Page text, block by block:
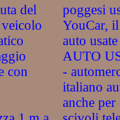
del
con
poggesi
YouCar,
auto
AUTO
-
italiano
anche